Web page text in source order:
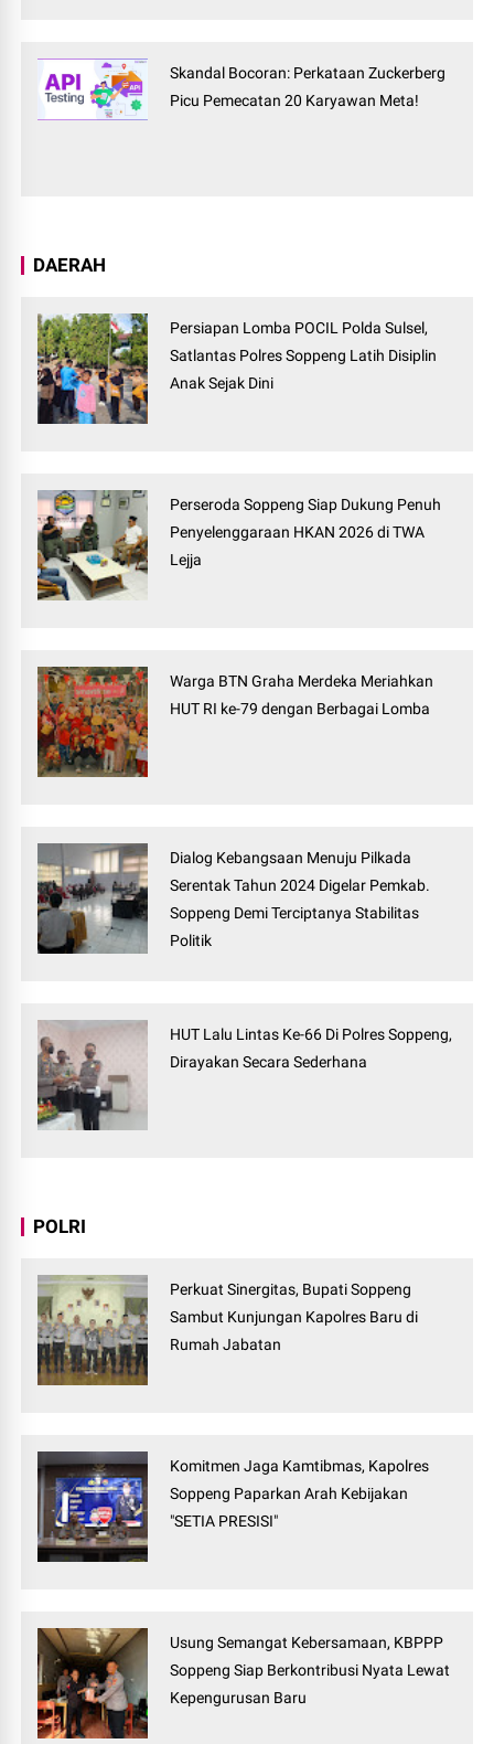
Skandal Bocoran: Perkataan Zuckerberg
Picu Pemecatan 20 Karyawan Meta!
DAERAH
Persiapan Lomba POCIL Polda Sulsel,
Satlantas Polres Soppeng Latih Disiplin
Anak Sejak Dini
Perseroda Soppeng Siap Dukung Penuh
Penyelenggaraan HKAN 2026 di TWA
Lejja
Warga BTN Graha Merdeka Meriahkan
HUT RI ke-79 dengan Berbagai Lomba
Dialog Kebangsaan Menuju Pilkada
Serentak Tahun 2024 Digelar Pemkab.
Soppeng Demi Terciptanya Stabilitas
Politik
HUT Lalu Lintas Ke-66 Di Polres Soppeng,
Dirayakan Secara Sederhana
POLRI
Perkuat Sinergitas, Bupati Soppeng
Sambut Kunjungan Kapolres Baru di
Rumah Jabatan
Komitmen Jaga Kamtibmas, Kapolres
Soppeng Paparkan Arah Kebijakan
"SETIA PRESISI"
Usung Semangat Kebersamaan, KBPPP
Soppeng Siap Berkontribusi Nyata Lewat
Kepengurusan Baru